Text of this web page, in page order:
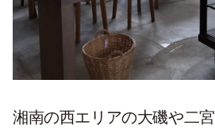
湘南の西エリアの大磯や二